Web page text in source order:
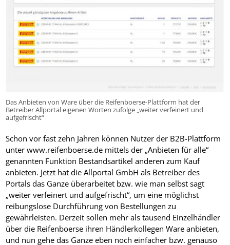
Das Anbieten von Ware über die Reifenboerse-Plattform hat der
Betreiber Allportal eigenen Worten zufolge „weiter verfeinert und
aufgefrischt“
Schon vor fast zehn Jahren können Nutzer der B2B-Plattform
unter www.reifenboerse.de mittels der „Anbieten für alle“
genannten Funktion Bestandsartikel anderen zum Kauf
anbieten. Jetzt hat die Allportal GmbH als Betreiber des
Portals das Ganze überarbeitet bzw. wie man selbst sagt
„weiter verfeinert und aufgefrischt“, um eine möglichst
reibungslose Durchführung von Bestellungen zu
gewährleisten. Derzeit sollen mehr als tausend Einzelhändler
über die Reifenboerse ihren Händlerkollegen Ware anbieten,
und nun gehe das Ganze eben noch einfacher bzw. genauso